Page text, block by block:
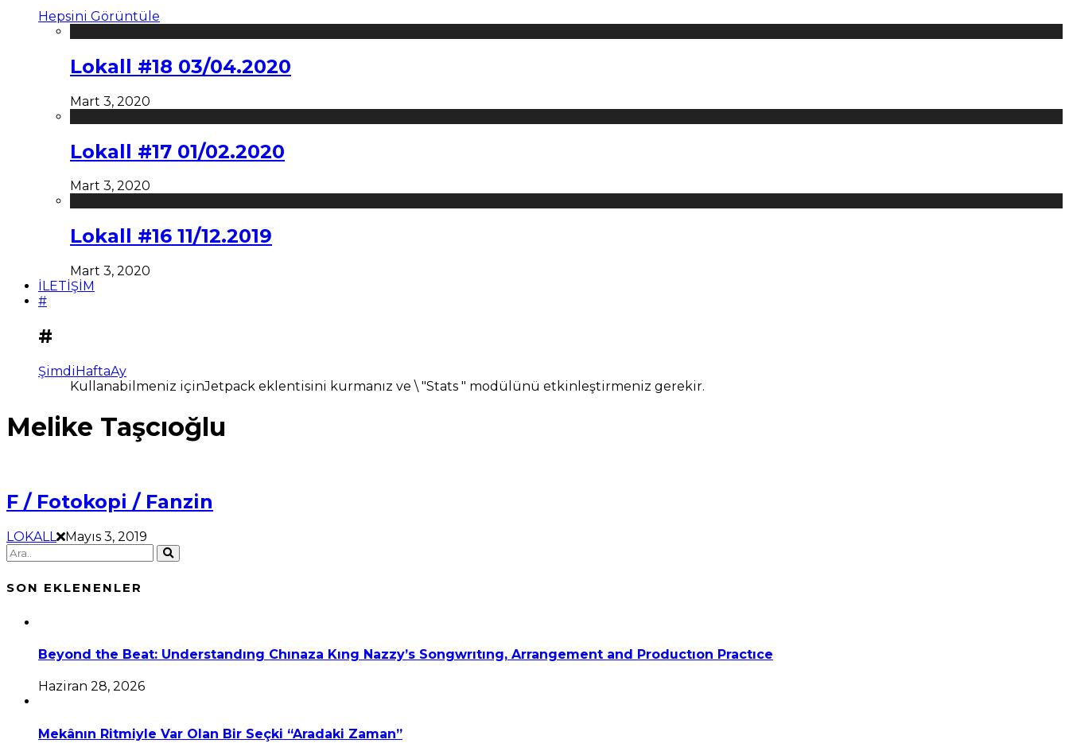
Hepsini Görüntüle
Lokall #18 03/04.2020
Mart 3, 2020
Lokall #17 01/02.2020
Mart 3, 2020
Lokall #16 11/12.2019
Mart 3, 2020
İLETİŞİM
#
#
ŞimdiHaftaAy
Kullanabilmeniz içinJetpack eklentisini kurmanız ve \ "Stats " modülünü etkinleştirmeniz gerekir.
Melike Taşcıoğlu
F / Fotokopi / Fanzin
LOKALL Mayıs 3, 2019
SON EKLENENLER
Beyond the Beat: Understandıng Chınaza Kıng Nazzy’s Songwrıtıng, Arrangement and Productıon Practıce
Haziran 28, 2026
Mekânın Ritmiyle Var Olan Bir Seçki “Aradaki Zaman”